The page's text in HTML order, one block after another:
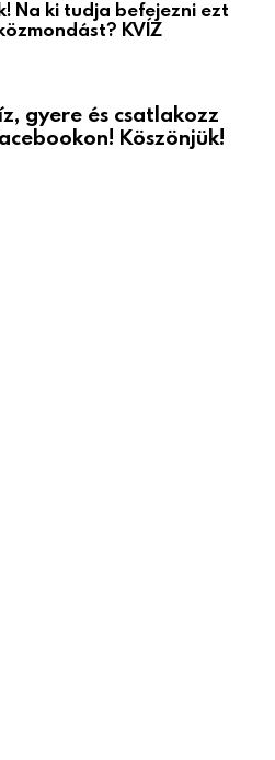
Na ki tudja befejezni ezt
KVÍZ
gyere és csatlakozz
Köszönjük!